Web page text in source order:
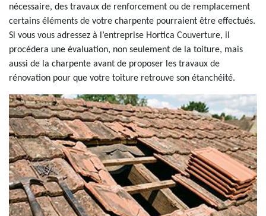
nécessaire, des travaux de renforcement ou de remplacement
certains éléments de votre charpente pourraient être effectués.
Si vous vous adressez à l’entreprise Hortica Couverture, il
procédera une évaluation, non seulement de la toiture, mais
aussi de la charpente avant de proposer les travaux de
rénovation pour que votre toiture retrouve son étanchéité.